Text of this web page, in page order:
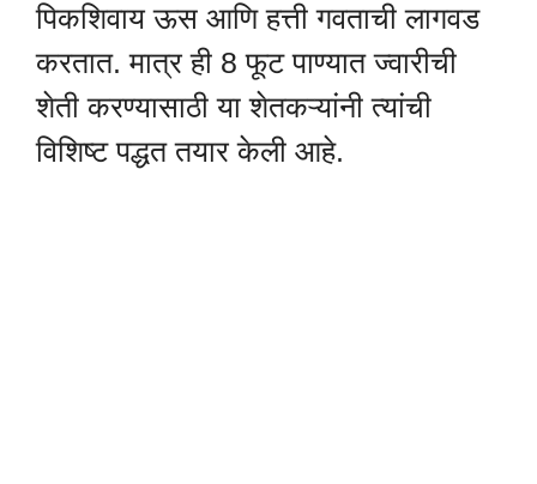
पिकशिवाय ऊस आणि हत्ती गवताची लागवड
करतात. मात्र ही 8 फूट पाण्यात ज्वारीची
शेती करण्यासाठी या शेतकऱ्यांनी त्यांची
विशिष्ट पद्धत तयार केली आहे.